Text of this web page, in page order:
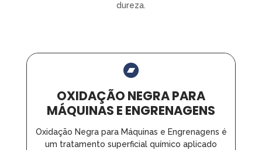
dureza.
OXIDAÇÃO NEGRA PARA
MÁQUINAS E ENGRENAGENS
Oxidação Negra para Máquinas e Engrenagens é
um tratamento superficial químico aplicado